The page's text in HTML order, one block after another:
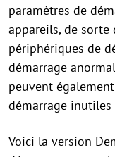
paramètres de
appareils, de
périphériques de
démarrage
peuvent
démarrage
Voici la version